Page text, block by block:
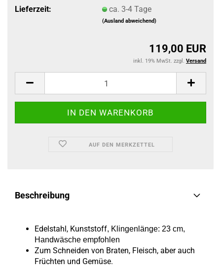
Lieferzeit: ca. 3-4 Tage
(Ausland abweichend)
119,00 EUR
inkl. 19% MwSt. zzgl. Versand
AUF DEN MERKZETTEL
Beschreibung
Edelstahl, Kunststoff, Klingenlänge: 23 cm,
Handwäsche empfohlen
Zum Schneiden von Braten, Fleisch, aber auch
Früchten und Gemüse.